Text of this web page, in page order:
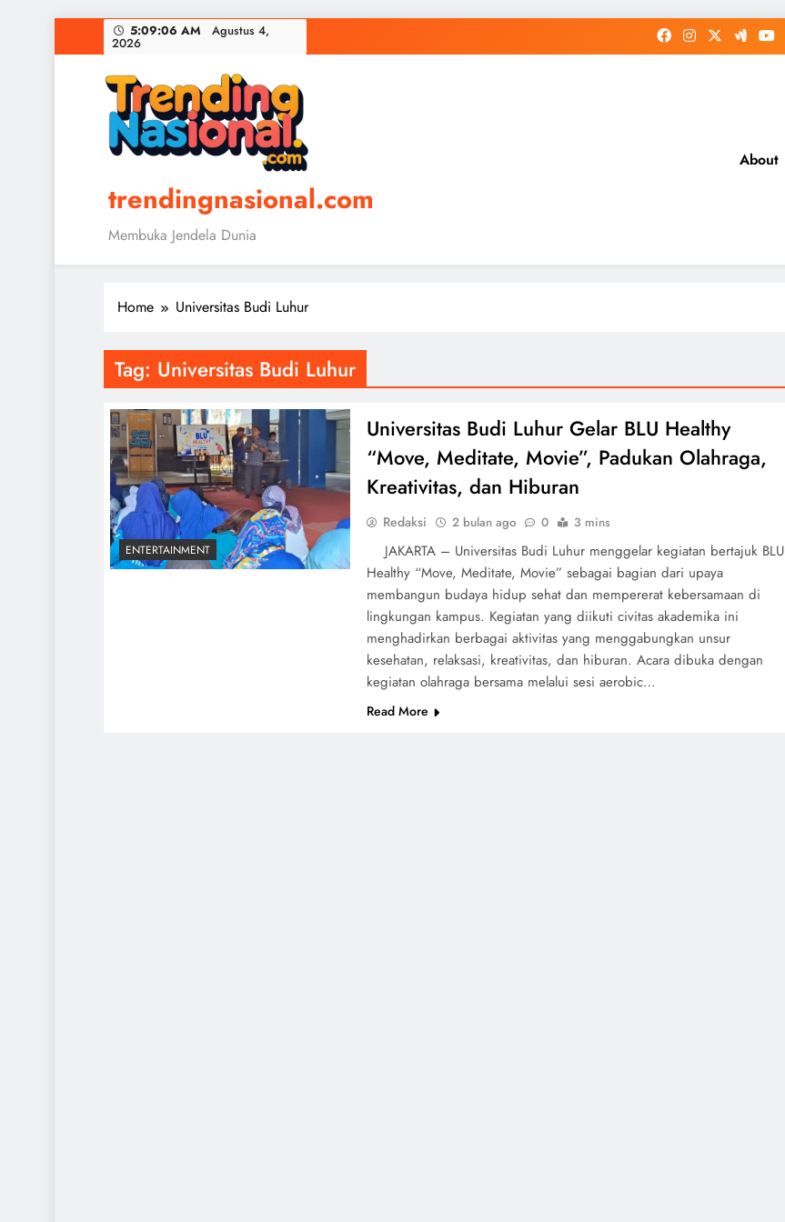
to
5:09:06 AM Agustus 4,
2026
trendingnasional.com
Membuka Jendela Dunia
About
Home Universitas Budi Luhur
Tag: Universitas Budi Luhur
ENTERTAINMENT
Universitas Budi Luhur Gelar BLU Healthy
“Move, Meditate, Movie”, Padukan Olahraga,
Kreativitas, dan Hiburan
Redaksi 2 bulan ago 0 3 mins
JAKARTA – Universitas Budi Luhur menggelar kegiatan bertajuk BLU
Healthy “Move, Meditate, Movie” sebagai bagian dari upaya
membangun budaya hidup sehat dan mempererat kebersamaan di
lingkungan kampus. Kegiatan yang diikuti civitas akademika ini
menghadirkan berbagai aktivitas yang menggabungkan unsur
kesehatan, relaksasi, kreativitas, dan hiburan. Acara dibuka dengan
kegiatan olahraga bersama melalui sesi aerobic…
Read More